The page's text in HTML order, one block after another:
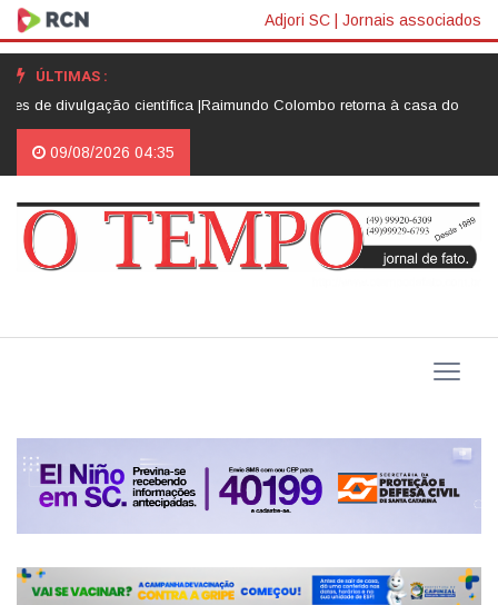
Adjori SC | Jornais associados
ÚLTIMAS :
divulgação científica |Raimundo Colombo retorna à casa do amigo
09/08/2026 04:35